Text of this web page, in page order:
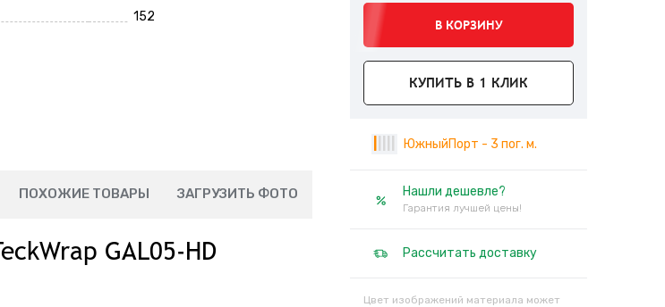
152
В КОРЗИНУ
КУПИТЬ В 1 КЛИК
ЮжныйПорт - 3 пог. м.
Нашли дешевле?
Гарантия лучшей цены!
Рассчитать доставку
Цвет изображений материала может
ПОХОЖИЕ ТОВАРЫ ЗАГРУЗИТЬ ФОТО
GAL05-HD